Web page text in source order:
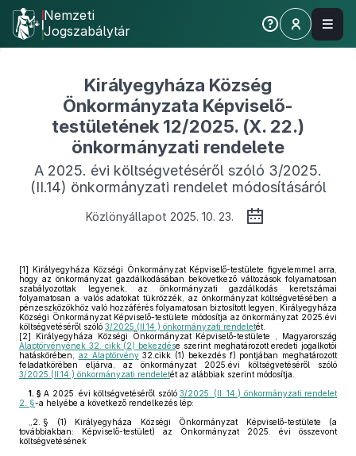
Nemzeti
Jogszabálytár
Királyegyháza Község
Önkormányzata Képviselő-
testületének 12/2025. (X. 22.)
önkormányzati rendelete
A 2025. évi költségvetéséről szóló 3/2025.
(II.14) önkormányzati rendelet módosításáról
Közlönyállapot 2025. 10. 23.
[1] Királyegyháza Községi Önkormányzat Képviselő-testülete figyelemmel arra,
hogy az önkormányzat gazdálkodásában bekövetkező változások folyamatosan
szabályozottak legyenek, az önkormányzati gazdálkodás keretszámai
folyamatosan a valós adatokat tükrözzék, az önkormányzat költségvetésében a
pénzeszközökhöz való hozzáférés folyamatosan biztosított legyen, Királyegyháza
Községi Önkormányzat Képviselő-testülete módosítja az önkormányzat 2025.évi
költségvetéséről szóló 3/2025.(II.14.) önkormányzati rendeletét.
[2] Királyegyháza Községi Önkormányzat Képviselő-testülete , Magyarország
Alaptörvényének 32. cikk (2) bekezdése szerint meghatározott eredeti jogalkotói
hatáskörében, az Alaptörvény32.cikk (1) bekezdés f) pontjában meghatározott
feladatkörében eljárva, az önkormányzat 2025.évi költségvetéséről szóló
3/2025.(II.14.) önkormányzati rendeletét az alábbiak szerint módosítja.
1. § A 2025. évi költségvetéséről szóló 3/2025. (II. 14.) önkormányzati rendelet
2. §-a helyébe a következő rendelkezés lép:
„2. § (1) Királyegyháza Községi Önkormányzat Képviselő-testülete (a
továbbiakban: Képviselő-testület) az Önkormányzat 2025. évi összevont
költségvetésének